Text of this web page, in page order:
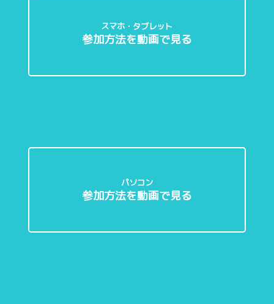
スマホ・タブレット
参加方法を動画で見る
パソコン
参加方法を動画で見る